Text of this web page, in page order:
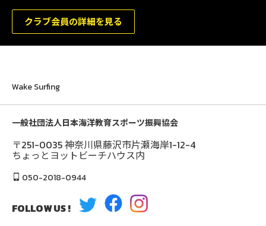
クラブ会員の詳細を見る
Wake Surfing
一般社団法人日本海洋教育スポーツ振興協会
〒251-0035 神奈川県藤沢市片瀬海岸1-12-4
ちょっとヨットビーチハウス内
050-2018-0944
FOLLOW US !